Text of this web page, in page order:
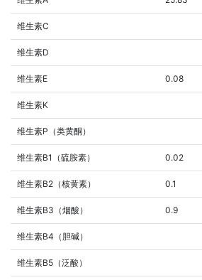
维生素C
维生素D
维生素E 0.08
维生素K
维生素P（类黄酮）
维生素B1（硫胺素） 0.02
维生素B2（核黄素） 0.1
维生素B3（烟酸） 0.9
维生素B4（胆碱）
维生素B5（泛酸）